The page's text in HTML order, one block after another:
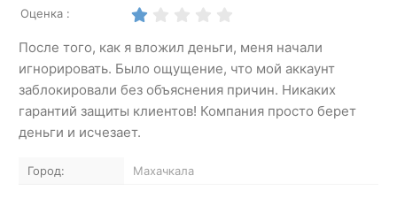
Оценка :
После того, как я вложил деньги, меня начали
игнорировать. Было ощущение, что мой аккаунт
заблокировали без объяснения причин. Никаких
гарантий защиты клиентов! Компания просто берет
деньги и исчезает.
Город: Махачкала